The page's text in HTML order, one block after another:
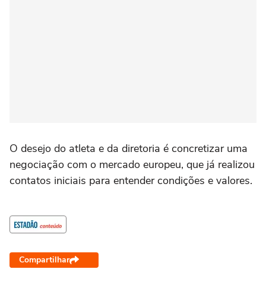
O desejo do atleta e da diretoria é concretizar uma
negociação com o mercado europeu, que já realizou
contatos iniciais para entender condições e valores.
Compartilhar